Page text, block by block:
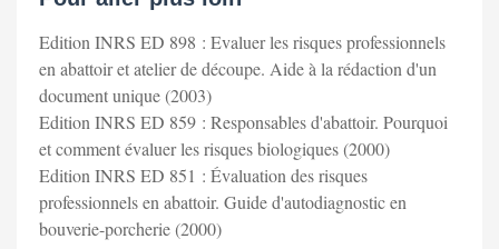
Edition INRS ED 898 : Evaluer les risques professionnels
en abattoir et atelier de découpe. Aide à la rédaction d'un
document unique (2003)
Edition INRS ED 859 : Responsables d'abattoir. Pourquoi
et comment évaluer les risques biologiques (2000)
Edition INRS ED 851 : Évaluation des risques
professionnels en abattoir. Guide d'autodiagnostic en
bouverie-porcherie (2000)